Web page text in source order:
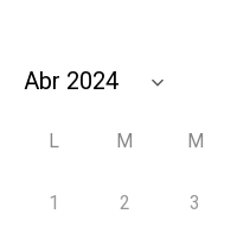
L M M
1 2 3